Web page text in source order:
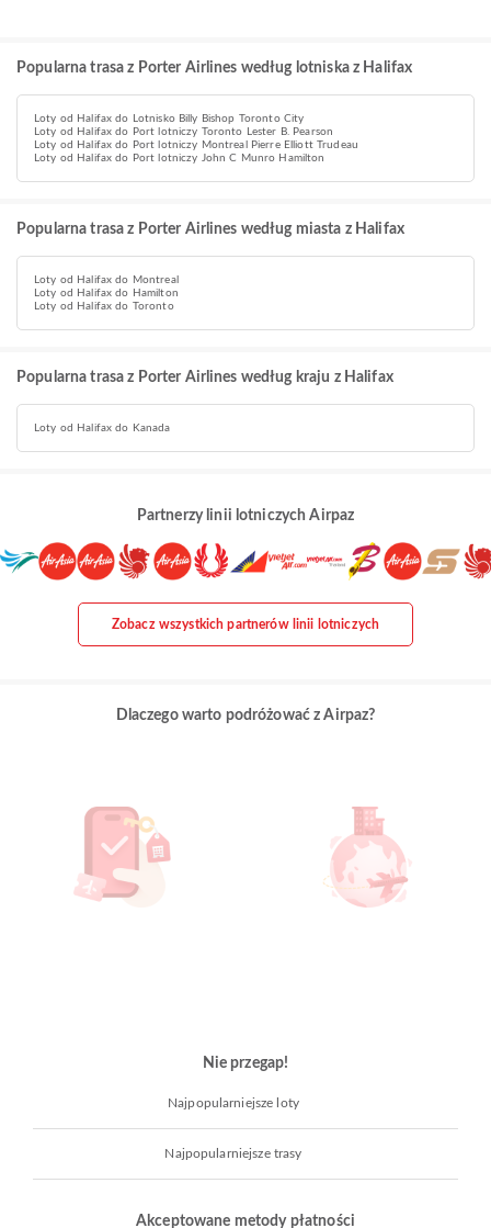
Popularna trasa z Porter Airlines według lotniska z Halifax
Loty od Halifax do Lotnisko Billy Bishop Toronto City
Loty od Halifax do Port lotniczy Toronto Lester B. Pearson
Loty od Halifax do Port lotniczy Montreal Pierre Elliott Trudeau
Loty od Halifax do Port lotniczy John C Munro Hamilton
Popularna trasa z Porter Airlines według miasta z Halifax
Loty od Halifax do Montreal
Loty od Halifax do Hamilton
Loty od Halifax do Toronto
Popularna trasa z Porter Airlines według kraju z Halifax
Loty od Halifax do Kanada
Partnerzy linii lotniczych Airpaz
Zobacz wszystkich partnerów linii lotniczych
Dlaczego warto podróżować z Airpaz?
Nie przegap!
Najpopularniejsze loty
Najpopularniejsze trasy
Akceptowane metody płatności